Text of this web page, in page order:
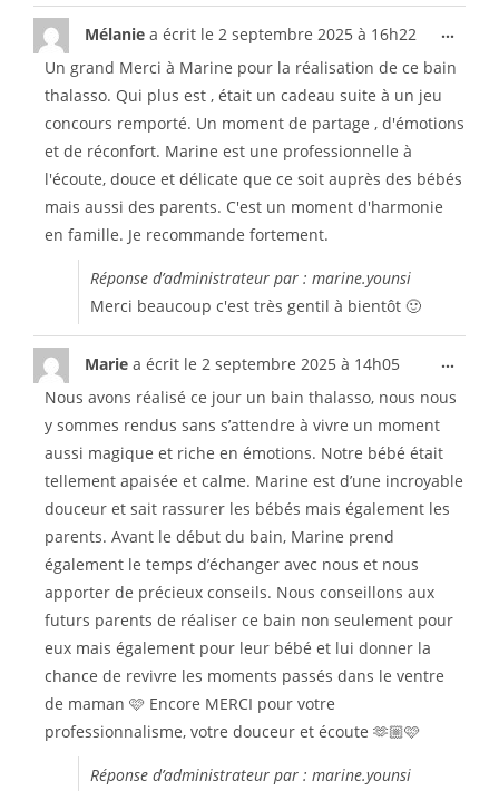
Mélanie a écrit le 2 septembre 2025 à 16h22
Un grand Merci à Marine pour la réalisation de ce bain
thalasso. Qui plus est , était un cadeau suite à un jeu
concours remporté. Un moment de partage , d'émotions
et de réconfort. Marine est une professionnelle à
l'écoute, douce et délicate que ce soit auprès des bébés
mais aussi des parents. C'est un moment d'harmonie
en famille. Je recommande fortement.
Réponse d’administrateur par : marine.younsi
Merci beaucoup c'est très gentil à bientôt 🙂
...
Marie a écrit le 2 septembre 2025 à 14h05
Nous avons réalisé ce jour un bain thalasso, nous nous
y sommes rendus sans s’attendre à vivre un moment
aussi magique et riche en émotions. Notre bébé était
tellement apaisée et calme. Marine est d’une incroyable
douceur et sait rassurer les bébés mais également les
parents. Avant le début du bain, Marine prend
également le temps d’échanger avec nous et nous
apporter de précieux conseils. Nous conseillons aux
futurs parents de réaliser ce bain non seulement pour
eux mais également pour leur bébé et lui donner la
chance de revivre les moments passés dans le ventre
de maman 🩷 Encore MERCI pour votre
professionnalisme, votre douceur et écoute 🫶🏼🩷
Réponse d’administrateur par : marine.younsi
...